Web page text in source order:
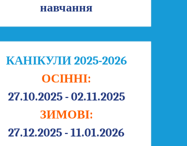
навчання
КАНІКУЛИ 2025-2026
ОСІННІ:
27.10.2025 - 02.11.2025
ЗИМОВІ:
27.12.2025 - 11.01.2026